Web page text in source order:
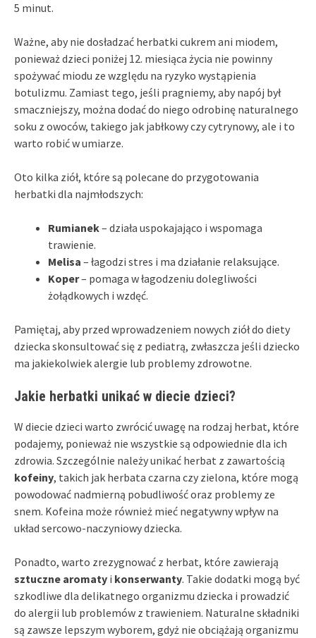
5 minut.
Ważne, aby nie dosładzać herbatki cukrem ani miodem,
ponieważ dzieci poniżej 12. miesiąca życia nie powinny
spożywać miodu ze względu na ryzyko wystąpienia
botulizmu. Zamiast tego, jeśli pragniemy, aby napój był
smaczniejszy, można dodać do niego odrobinę naturalnego
soku z owoców, takiego jak jabłkowy czy cytrynowy, ale i to
warto robić w umiarze.
Oto kilka ziół, które są polecane do przygotowania
herbatki dla najmłodszych:
Rumianek– działa uspokajająco i wspomaga
trawienie.
Melisa – łagodzi stres i ma działanie relaksujące.
Koper– pomaga w łagodzeniu dolegliwości
żołądkowych i wzdęć.
Pamiętaj, aby przed wprowadzeniem nowych ziół do diety
dziecka skonsultować się z pediatrą, zwłaszcza jeśli dziecko
ma jakiekolwiek alergie lub problemy zdrowotne.
Jakie herbatki unikać w diecie dzieci?
W diecie dzieci warto zwrócić uwagę na rodzaj herbat, które
podajemy, ponieważ nie wszystkie są odpowiednie dla ich
zdrowia. Szczególnie należy unikać herbat z zawartością
kofeiny, takich jak herbata czarna czy zielona, które mogą
powodować nadmierną pobudliwość oraz problemy ze
snem. Kofeina może również mieć negatywny wpływ na
układ sercowo-naczyniowy dziecka.
Ponadto, warto zrezygnować z herbat, które zawierają
sztuczne aromaty i konserwanty. Takie dodatki mogą być
szkodliwe dla delikatnego organizmu dziecka i prowadzić
do alergii lub problemów z trawieniem. Naturalne składniki
są zawsze lepszym wyborem, gdyż nie obciążają organizmu